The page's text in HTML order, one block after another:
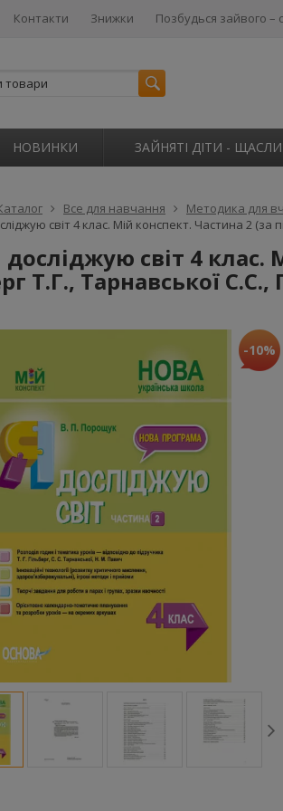
Контакти Знижки Позбудься зайвого –
НОВИНКИ ЗАЙНЯТІ ДІТИ -
Все для навчання
Методика для
світ 4 клас. Мій конспект. Частина 2 (за
світ 4 клас.
Т.Г., Тарнавської
-10%